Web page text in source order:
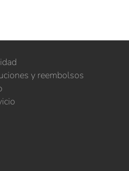
y reembolsos